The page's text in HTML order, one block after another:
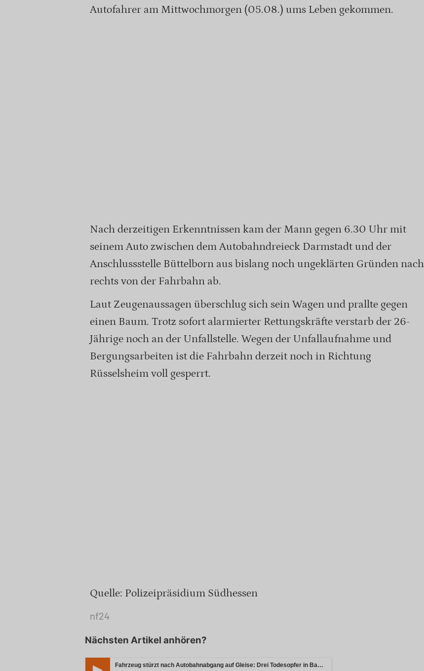
Autofahrer am Mittwochmorgen (05.08.) ums Leben gekommen.
Nach derzeitigen Erkenntnissen kam der Mann gegen 6.30 Uhr mit
seinem Auto zwischen dem Autobahndreieck Darmstadt und der
Anschlussstelle Büttelborn aus bislang noch ungeklärten Gründen nach
rechts von der Fahrbahn ab.
Laut Zeugenaussagen überschlug sich sein Wagen und prallte gegen
einen Baum. Trotz sofort alarmierter Rettungskräfte verstarb der 26-
Jährige noch an der Unfallstelle. Wegen der Unfallaufnahme und
Bergungsarbeiten ist die Fahrbahn derzeit noch in Richtung
Rüsselsheim voll gesperrt.
Quelle: Polizeipräsidium Südhessen
nf24
Nächsten Artikel anhören?
Fahrzeug stürzt nach Autobahnabgang auf Gleise: Drei Todesopfer in Bayern